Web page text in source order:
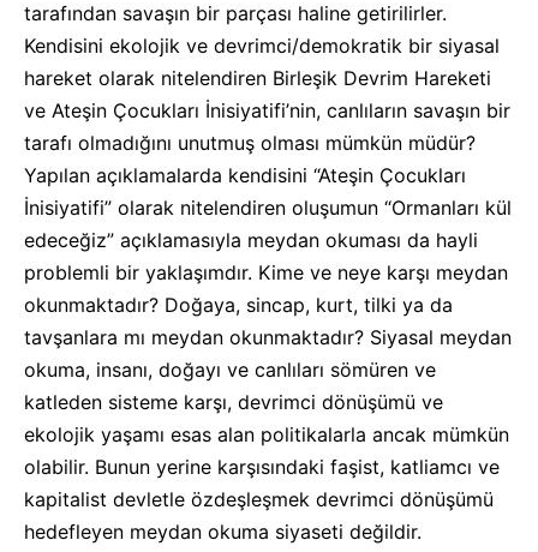
tarafından savaşın bir parçası haline getirilirler.
Kendisini ekolojik ve devrimci/demokratik bir siyasal
hareket olarak nitelendiren Birleşik Devrim Hareketi
ve Ateşin Çocukları İnisiyatifi’nin, canlıların savaşın bir
tarafı olmadığını unutmuş olması mümkün müdür?
Yapılan açıklamalarda kendisini “Ateşin Çocukları
İnisiyatifi” olarak nitelendiren oluşumun “Ormanları kül
edeceğiz” açıklamasıyla meydan okuması da hayli
problemli bir yaklaşımdır. Kime ve neye karşı meydan
okunmaktadır? Doğaya, sincap, kurt, tilki ya da
tavşanlara mı meydan okunmaktadır? Siyasal meydan
okuma, insanı, doğayı ve canlıları sömüren ve
katleden sisteme karşı, devrimci dönüşümü ve
ekolojik yaşamı esas alan politikalarla ancak mümkün
olabilir. Bunun yerine karşısındaki faşist, katliamcı ve
kapitalist devletle özdeşleşmek devrimci dönüşümü
hedefleyen meydan okuma siyaseti değildir.